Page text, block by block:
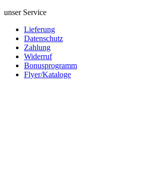
unser Service
Lieferung
Datenschutz
Zahlung
Widerruf
Bonusprogramm
Flyer/Kataloge